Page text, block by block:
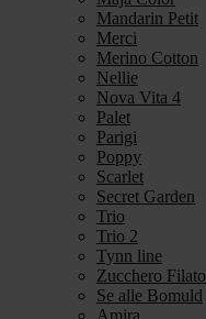
Mandarin Petit
Merci
Merino Cotton
Nellie
Nova Vita 4
Palet
Parigi
Poppy
Scarlet
Secret Garden
Trio
Trio 2
Tynn line
Zucchero Filato
Se alle Bomuld
Amira